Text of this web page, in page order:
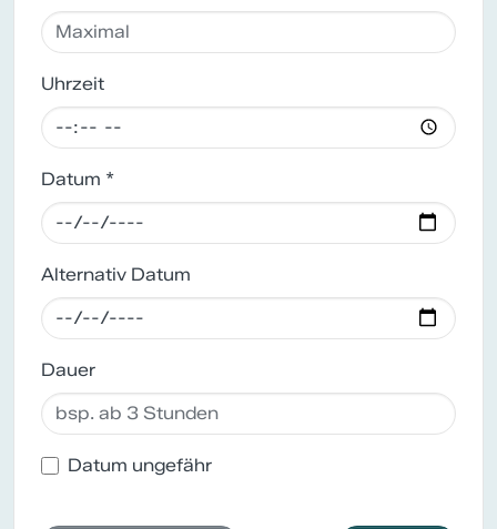
Uhrzeit
Datum *
Alternativ Datum
Dauer
Datum ungefähr